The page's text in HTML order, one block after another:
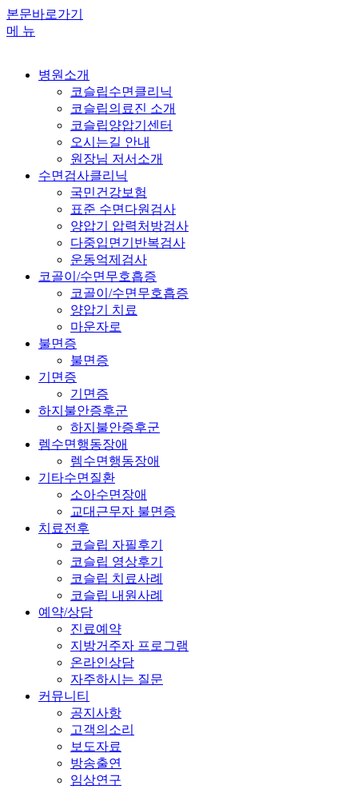
본문바로가기
메 뉴
병원소개
코슬립수면클리닉
코슬립의료진 소개
코슬립양압기센터
오시는길 안내
원장님 저서소개
수면검사클리닉
국민건강보험
표준 수면다원검사
양압기 압력처방검사
다중입면기반복검사
운동억제검사
코골이/수면무호흡증
코골이/수면무호흡증
양압기 치료
마운자로
불면증
불면증
기면증
기면증
하지불안증후군
하지불안증후군
렘수면행동장애
렘수면행동장애
기타수면질환
소아수면장애
교대근무자 불면증
치료전후
코슬립 자필후기
코슬립 영상후기
코슬립 치료사례
코슬립 내원사례
예약/상담
진료예약
지방거주자 프로그램
온라인상담
자주하시는 질문
커뮤니티
공지사항
고객의소리
보도자료
방송출연
임상연구